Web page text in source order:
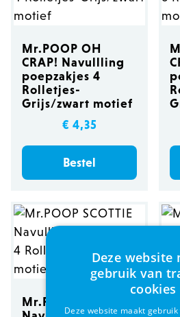
Mr.POOP OH
CRAP! Navullling
poepzakjes 4
Rolletjes-
Grijs/zwart motief
€ 4,35
Bestel
Mr.POOP SCOTTIE
Deze website
gebruik van
cookies
Deze website maakt